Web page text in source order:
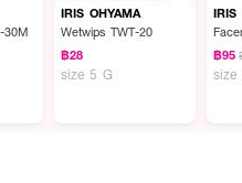
30M
IRIS OHYAMA
Wetwips TWT-20
฿28
size 5 G
IRIS
฿95
size